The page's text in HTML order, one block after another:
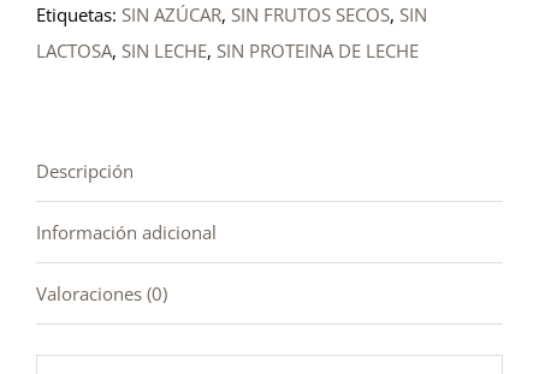
Etiquetas: SIN AZÚCAR, SIN FRUTOS SECOS, SIN
LACTOSA, SIN LECHE, SIN PROTEINA DE LECHE
Descripción
Información adicional
Valoraciones (0)